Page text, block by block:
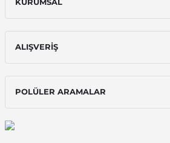
KURUMSAL
ALIŞVERİŞ
POLÜLER ARAMALAR